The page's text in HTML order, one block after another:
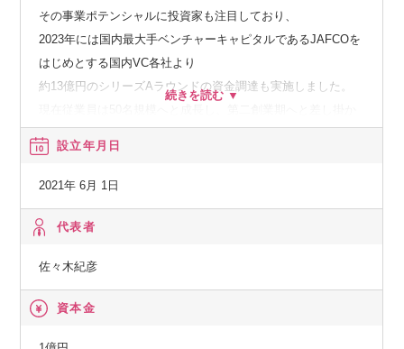
→コアタイムがなく、日々のスケジュールを自律的にコント
ロールできます。
・出社推奨のハイブリッド体制
→PIVOTは週3日以上の出社を原則としながら、
業務内容やチームごとの環境を鑑みながら、
オフィスワークとリモートワークを併用したハイブリットな
働き方を採用しています。
当日は会社から美味しいお弁当が支給されます。
② 熱量の高い「プロフェッショナル」との共創
大企業出身の専門家や、多様なバックグラウンドを持つ「ハ
イブリッド人材」が多数在籍。
個人の高い裁量権のもと、お互いにリスペクトし合いなが
その事業ポテンシャルに投資家も注目しており、
2023年には国内最大手ベンチャーキャピタルであるJAFCOを
はじめとする国内VC各社より
約13億円のシリーズAラウンドの資金調達も実施しました。
す。
ミッションである「日本をPIVOT(方向転換)する」を共に実現
◎ビジネス×エンタメ×映像のパイオニア
・YouTubeチャンネルや・配信アプリ「PIVOT」でのビジネ
ス動画配信
YouTubeを中心に日々番組を配信し、現在チャンネル登録者
設立年月日
2021年 6月 1日
代表者
佐々木紀彦
資本金